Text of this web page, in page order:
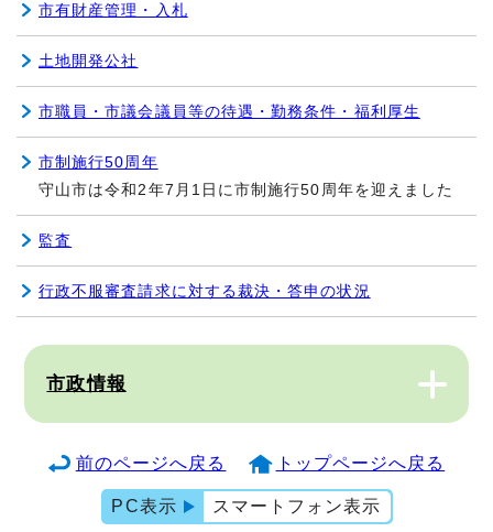
市有財産管理・入札
土地開発公社
市職員・市議会議員等の待遇・勤務条件・福利厚生
市制施行50周年
守山市は令和2年7月1日に市制施行50周年を迎えました
監査
行政不服審査請求に対する裁決・答申の状況
市政情報
前のページへ戻る トップページへ戻る
PC表示 スマートフォン表示